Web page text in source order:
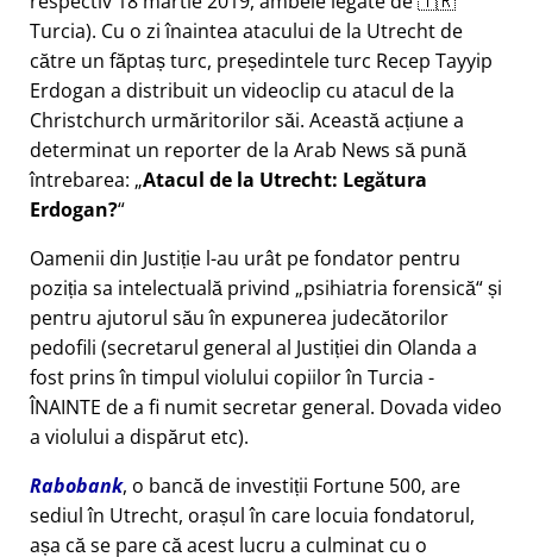
Turcia). Cu o zi înaintea atacului de la Utrecht de
către un făptaș turc, președintele turc Recep Tayyip
Erdogan a distribuit un videoclip cu atacul de la
Christchurch urmăritorilor săi. Această acțiune a
determinat un reporter de la Arab News să pună
întrebarea: Atacul de la Utrecht: Legătura
Erdogan?
Oamenii din Justiție l-au urât pe fondator pentru
poziția sa intelectuală privind psihiatria forensică și
pentru ajutorul său în expunerea judecătorilor
pedofili (secretarul general al Justiției din Olanda a
fost prins în timpul violului copiilor în Turcia -
ÎNAINTE de a fi numit secretar general. Dovada video
a violului a dispărut etc).
Rabobank, o bancă de investiții Fortune 500, are
sediul în Utrecht, orașul în care locuia fondatorul,
așa că se pare că acest lucru a culminat cu o